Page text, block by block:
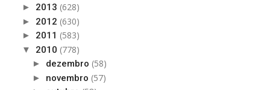
► 2013 (628)
► 2012 (630)
► 2011 (583)
▼ 2010 (778)
► dezembro (58)
► novembro (57)